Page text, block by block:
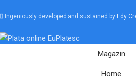
Ingeniously developed and sustained by Edy
Magazin
Home